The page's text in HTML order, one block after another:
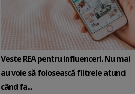
Veste REA pentru influenceri. Nu mai
au voie să folosească filtrele atunci
când fa...